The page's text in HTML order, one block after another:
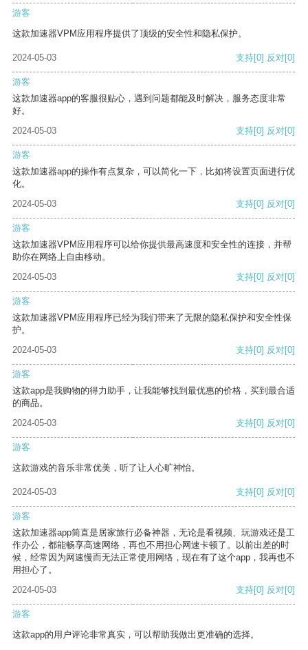
游客
这款加速器VPM应用程序提供了顶级的安全性和隐私保护。
2024-05-03 支持[0] 反对[0]
游客
这款加速器app的客服很贴心，遇到问题都能及时解决，服务态度非常
好。
2024-05-03
支持[0] 反对[0]
游客
这款加速器app的操作有点复杂，可以简化一下，比如将设置页面进行优
化。
2024-05-03
支持[0] 反对[0]
游客
这款加速器VPM应用程序可以给你提供最高速度和安全性的连接，并帮
助你在网络上自由移动。
2024-05-03
支持[0] 反对[0]
游客
这款加速器VPM应用程序已经为我们带来了无限的隐私保护和安全性保
护。
2024-05-03
支持[0] 反对[0]
游客
这款app是我购物的得力助手，让我能够找到最优惠的价格，买到最合适
的商品。
2024-05-03
支持[0] 反对[0]
游客
这款游戏的音乐非常优美，听了让人心旷神怡。
2024-05-03 支持[0] 反对[0]
游客
这款加速器app简直是居家旅行必备神器，无论是看视频、玩游戏还是工
作办公，都能畅享高速网络，再也不用担心网速卡顿了。以前出差的时
候，经常因为网速慢而无法正常使用网络，现在有了这个app，我再也不
用担心了。
2024-05-03
支持[0] 反对[0]
游客
这款app的用户评论非常真实，可以帮助我做出更准确的选择。